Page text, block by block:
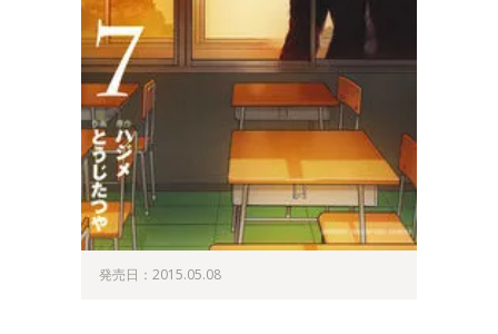
発売日：2015.05.08